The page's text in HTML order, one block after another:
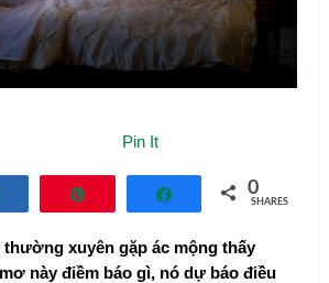
Pin It
Share 0
SHARES
xuyên gặp ác mộng thấy
này điềm báo gì, nó dự báo điều